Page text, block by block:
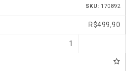
SKU: 170892
R$499,90
1